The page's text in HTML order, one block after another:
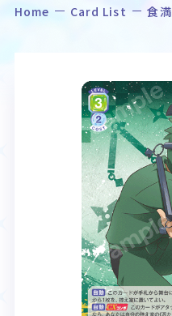
Home
作品タイトル
Event
イベント
Rule / Q&A
ルール/Q&A
Home Card List 食